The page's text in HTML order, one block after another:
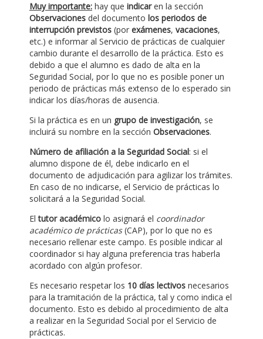
Muy importante: hay que indicaren la sección
Observaciones del documento los periodos de
interrupción previstos (por exámenes, vacaciones,
etc.) e informar al Servicio de prácticas de cualquier
cambio durante el desarrollo de la práctica. Esto es
debido a que el alumno es dado de alta en la
Seguridad Social, por lo que no es posible poner un
periodo de prácticas más extenso de lo esperado sin
indicar los días/horas de ausencia.
Si la práctica es en un grupo de investigación, se
incluirá su nombre en la sección Observaciones.
Número de afiliación a la Seguridad Social: si el
alumno dispone de él, debe indicarlo en el
documento de adjudicación para agilizar los trámites.
En caso de no indicarse, el Servicio de prácticas lo
solicitará a la Seguridad Social.
Eltutor académico lo asignará el coordinador
académico de prácticas(CAP), por lo que no es
necesario rellenar este campo. Es posible indicar al
coordinador si hay alguna preferencia tras haberla
acordado con algún profesor.
Es necesario respetar los 10 días lectivos necesarios
para la tramitación de la práctica, tal y como indica el
documento. Esto es debido al procedimiento de alta
a realizar en la Seguridad Social por el Servicio de
prácticas.